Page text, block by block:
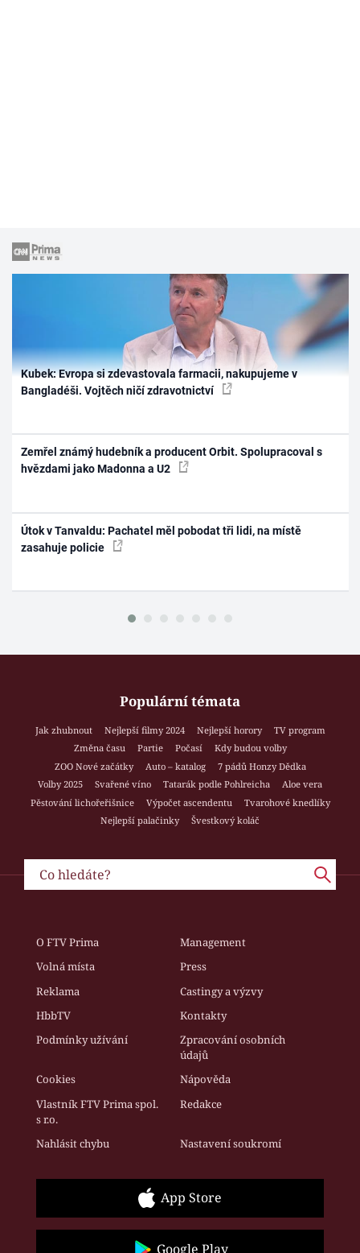
Kubek: Evropa si zdevastovala farmacii, nakupujeme v
Bangladéši. Vojtěch ničí zdravotnictví
Zemřel známý hudebník a producent Orbit. Spolupracoval s
hvězdami jako Madonna a U2
Útok v Tanvaldu: Pachatel měl pobodat tři lidi, na místě
zasahuje policie
Populární témata
Jak zhubnout Nejlepší filmy 2024 Nejlepší horory
TV program
Změna času
Partie Počasí
Kdy budou volby
ZOO Nové začátky
Auto – katalog
7 pádů Honzy Dědka
Volby 2025
Svařené víno Tatarák podle Pohlreicha
Aloe vera
Pěstování lichořeřišnice
Výpočet ascendentu
Tvarohové knedlíky
Nejlepší palačinky
Švestkový koláč
O FTV Prima
Management
Volná místa
Press
Reklama
Castingy a výzvy
HbbTV
Kontakty
Podmínky užívání
Zpracování osobních
údajů
Cookies
Nápověda
Vlastník FTV Prima spol.
s r.o.
Redakce
Nahlásit chybu Nastavení soukromí
App Store
Google Play